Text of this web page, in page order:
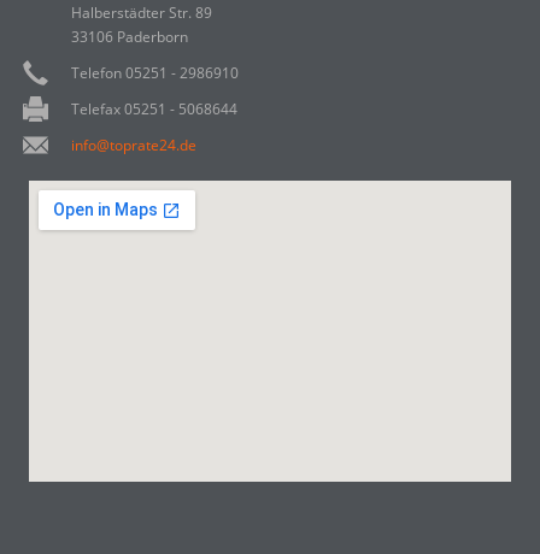
Halberstädter Str. 89
33106 Paderborn
Telefon 05251 - 2986910
Telefax 05251 - 5068644
info@toprate24.de